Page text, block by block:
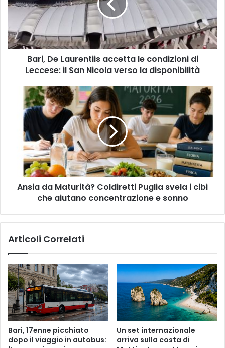
le
condizioni
Leccese:
il
Nicola
disponibilità
Bari, De Laurentiis accetta le condizioni di
Leccese: il San Nicola verso la disponibilità
Maturità?
Coldiretti
Puglia
svela
aiutano
concentrazione
Ansia da Maturità? Coldiretti Puglia svela i cibi
che aiutano concentrazione e sonno
Articoli Correlati
Bari, 17enne picchiato
dopo il viaggio in autobus:
Un set internazionale
arriva sulla costa di